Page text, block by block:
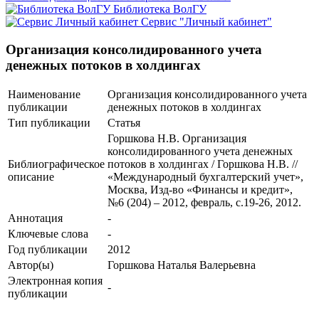
Библиотека ВолГУ
Сервис "Личный кабинет"
Организация консолидированного учета
денежных потоков в холдингах
Наименование
публикации
Организация консолидированного учета
денежных потоков в холдингах
Тип публикации
Статья
Библиографическое
описание
Горшкова Н.В. Организация
консолидированного учета денежных
потоков в холдингах / Горшкова Н.В. //
«Международный бухгалтерский учет»,
Москва, Изд-во «Финансы и кредит»,
№6 (204) – 2012, февраль, с.19-26, 2012.
Аннотация
-
Ключевые cлова
-
Год публикации
2012
Автор(ы)
Горшкова Наталья Валерьевна
Электронная копия
публикации
-